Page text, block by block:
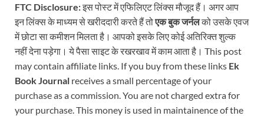
FTC Disclosure:इस पोस्ट में एफिलिएट लिंक्स मौजूद हैं। अगर आप
इन लिंक्स के माध्यम से खरीददारी करते हैं तोएक बुक जर्नलको उसके एवज
में छोटा सा कमीशन मिलता है। आपको इसके लिए कोई अतिरिक्त शुल्क
नहीं देना पड़ेगा। ये पैसा साइट के रखरखाव में काम आता है। This post
may contain affiliate links. If you buy from these links Ek
Book Journal receives a small percentage of your
purchase as a commission. You are not charged extra for
your purchase. This money is used in maintainence of the